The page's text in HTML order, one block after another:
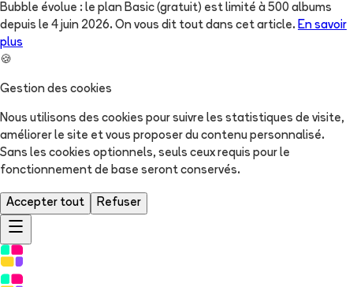
Bubble évolue : le plan Basic (gratuit) est limité à 500 albums
depuis le 4 juin 2026. On vous dit tout dans cet article. En savoir
plus
🍪
Gestion des cookies
Nous utilisons des cookies pour suivre les statistiques de visite,
améliorer le site et vous proposer du contenu personnalisé.
Sans les cookies optionnels, seuls ceux requis pour le
fonctionnement de base seront conservés.
Accepter tout Refuser